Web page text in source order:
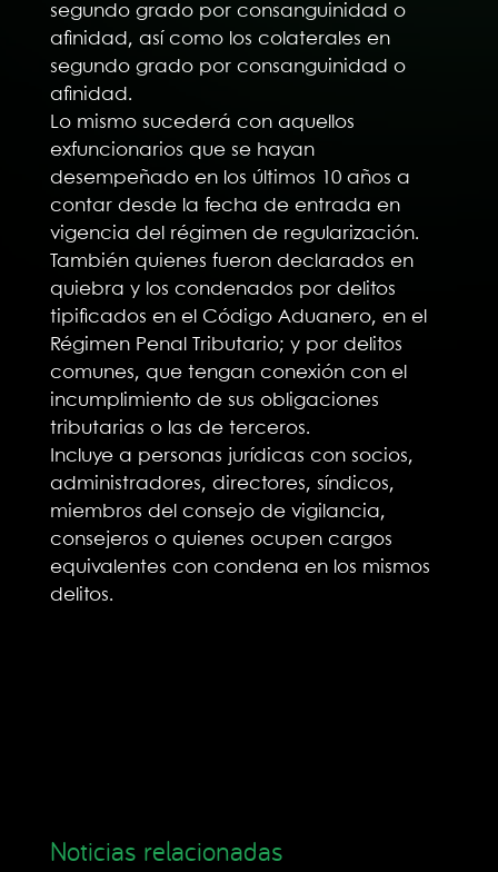
segundo grado por consanguinidad o
afinidad, así como los colaterales en
segundo grado por consanguinidad o
afinidad.
Lo mismo sucederá con aquellos
exfuncionarios que se hayan
desempeñado en los últimos 10 años a
contar desde la fecha de entrada en
vigencia del régimen de regularización.
También quienes fueron declarados en
quiebra y los condenados por delitos
tipificados en el Código Aduanero, en el
Régimen Penal Tributario; y por delitos
comunes, que tengan conexión con el
incumplimiento de sus obligaciones
tributarias o las de terceros.
Incluye a personas jurídicas con socios,
administradores, directores, síndicos,
miembros del consejo de vigilancia,
consejeros o quienes ocupen cargos
equivalentes con condena en los mismos
delitos.
Noticias relacionadas